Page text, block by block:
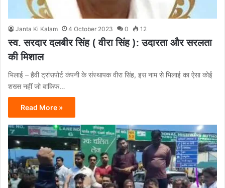
Janta Ki Kalam 4 October 2023 0 12
स्व. सरदार दलबीर सिंह ( वीरा सिंह ): उदारता और सरलता
की मिशाल
भिलाई – हैवी ट्रांसपोर्ट कंपनी के संस्थापक वीरा सिंह, इस नाम से भिलाई का ऐसा कोई
शख्स नहीं जो वाकिफ…
Read More »